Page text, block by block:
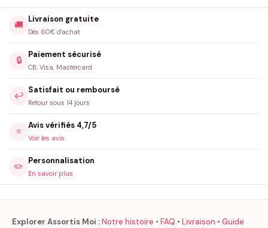
🚚
Livraison gratuite
Dès 60€ d'achat
🔒
Paiement sécurisé
CB, Visa, Mastercard
↩️
Satisfait ou remboursé
Retour sous 14 jours
⭐
Avis vérifiés 4,7/5
Voir les avis
✏️
Personnalisation
En savoir plus
Explorer Assortis Moi :Notre histoire • FAQ • Livraison • Guide